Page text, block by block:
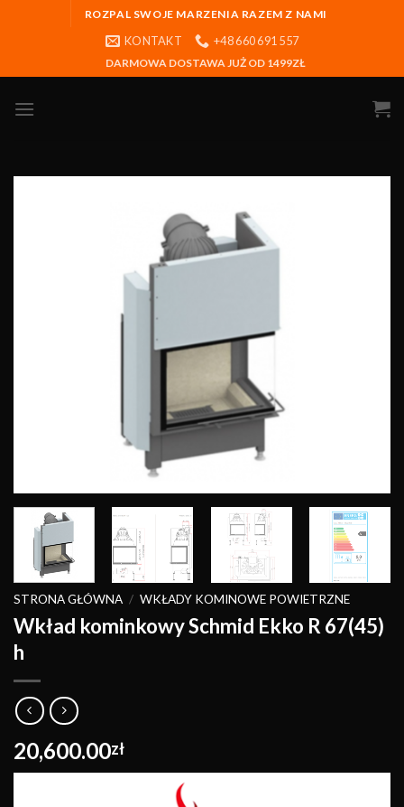
ROZPAL SWOJE MARZENIA RAZEM Z NAMI
KONTAKT +48 660 691 557
DARMOWA DOSTAWA JUŻ OD 1499ZŁ
STRONA GŁÓWNA / WKŁADY KOMINOWE POWIETRZNE
Wkład kominkowy Schmid Ekko R 67(45)
h
20,600.00zł